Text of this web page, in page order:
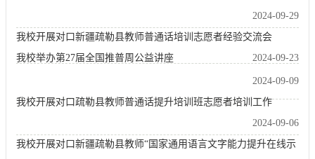
2024-09-29
我校开展对口新疆疏勒县教师普通话培训志愿者经验交流会
2024-09-23
我校举办第27届全国推普周公益讲座
2024-09-09
我校开展对口疏勒县教师普通话提升培训班志愿者培训工作
2024-09-06
我校开展对口新疆疏勒县教师“国家通用语言文字能力提升在线示